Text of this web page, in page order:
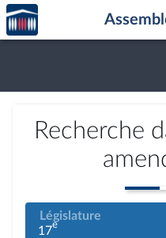
Aller au contenu
Aller en bas de la page
Accèder
à la
page
Recherche
Législature
17e